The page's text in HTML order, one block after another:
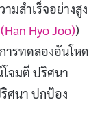
มสำเร็จอย่างสูง
Hyo Joo))
รทดลองอันโหด
จมตี ปริศนา
ศนา ปกป้อง